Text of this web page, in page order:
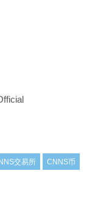
交易所 CNNS币